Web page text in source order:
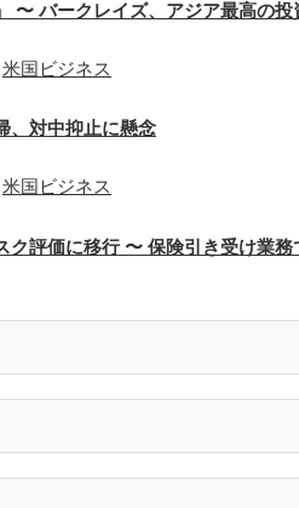
〜 バークレイズ、アジア最高の
米国ビジネス
、対中抑止に懸念
米国ビジネス
ク評価に移行 〜 保険引き受け業務